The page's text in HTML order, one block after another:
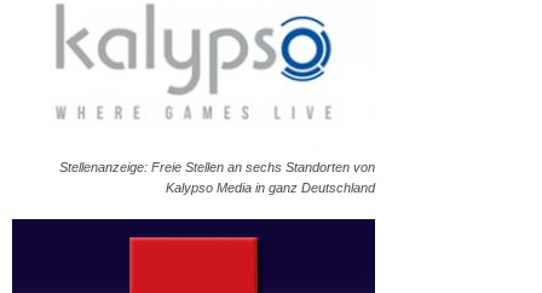
Stellenanzeige: Freie Stellen an sechs Standorten von
Kalypso Media in ganz Deutschland